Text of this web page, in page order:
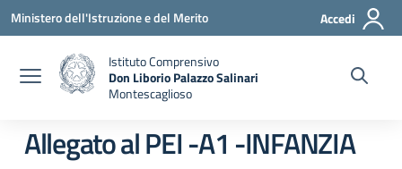
Vai ai contenuti
Vai al menu di navigazione
Vai al footer
Ministero dell'Istruzione e del Merito Accedi
Istituto Comprensivo
Don Liborio Palazzo Salinari
Montescaglioso
Allegato al PEI -A1 -INFANZIA